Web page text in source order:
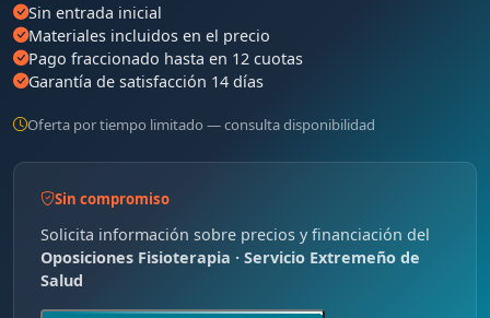
Sin entrada inicial
Materiales incluidos en el precio
Pago fraccionado hasta en 12 cuotas
Garantía de satisfacción 14 días
Oferta por tiempo limitado — consulta disponibilidad
Sin compromiso
Solicita información sobre precios y financiación del
Oposiciones Fisioterapia · Servicio Extremeño de
Salud